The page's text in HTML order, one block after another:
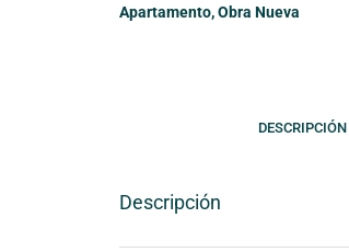
Apartamento, Obra Nueva
DESCRIPCIÓN
Descripción